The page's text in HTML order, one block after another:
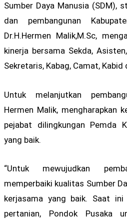
Sumber Daya Manusia (SDM),
dan pembangunan
Dr.H.Hermen Malik,M.Sc,
kinerja bersama Sekda,
Sekretaris, Kabag, Camat, Kabid
Untuk melanjutkan
Hermen Malik, mengharapkan
pejabat dilingkungan Pemda
yang baik.
“Untuk mewujudkan
memperbaiki kualitas Sumber
kerjasama yang baik. Saat
pertanian, Pondok Pusaka